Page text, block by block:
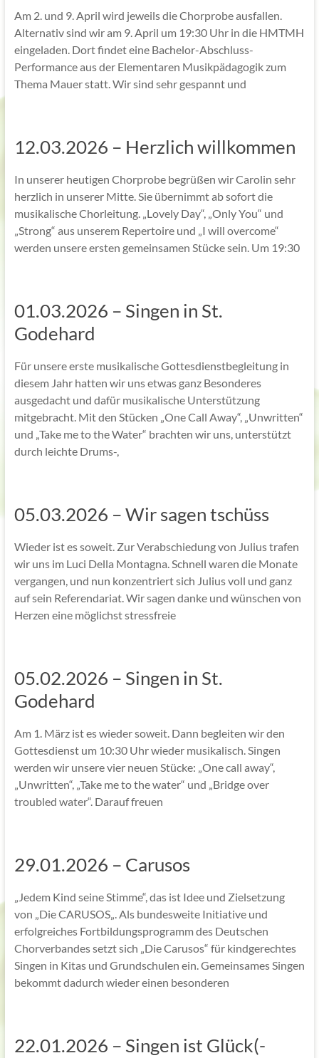
Am 2. und 9. April wird jeweils die Chorprobe ausfallen.
Alternativ sind wir am 9. April um 19:30 Uhr in die HMTMH
eingeladen. Dort findet eine Bachelor-Abschluss-
Performance aus der Elementaren Musikpädagogik zum
Thema Mauer statt. Wir sind sehr gespannt und
12.03.2026 – Herzlich willkommen
In unserer heutigen Chorprobe begrüßen wir Carolin sehr
herzlich in unserer Mitte. Sie übernimmt ab sofort die
musikalische Chorleitung. „Lovely Day“, „Only You“ und
„Strong“ aus unserem Repertoire und „I will overcome“
werden unsere ersten gemeinsamen Stücke sein. Um 19:30
01.03.2026 – Singen in St.
Godehard
Für unsere erste musikalische Gottesdienstbegleitung in
diesem Jahr hatten wir uns etwas ganz Besonderes
ausgedacht und dafür musikalische Unterstützung
mitgebracht. Mit den Stücken „One Call Away“, „Unwritten“
und „Take me to the Water“ brachten wir uns, unterstützt
durch leichte Drums-,
05.03.2026 – Wir sagen tschüss
Wieder ist es soweit. Zur Verabschiedung von Julius trafen
wir uns im Luci Della Montagna. Schnell waren die Monate
vergangen, und nun konzentriert sich Julius voll und ganz
auf sein Referendariat. Wir sagen danke und wünschen von
Herzen eine möglichst stressfreie
05.02.2026 – Singen in St.
Godehard
Am 1. März ist es wieder soweit. Dann begleiten wir den
Gottesdienst um 10:30 Uhr wieder musikalisch. Singen
werden wir unsere vier neuen Stücke: „One call away“,
„Unwritten“, „Take me to the water“ und „Bridge over
troubled water“. Darauf freuen
29.01.2026 – Carusos
„Jedem Kind seine Stimme“, das ist Idee und Zielsetzung
von „Die CARUSOS„. Als bundesweite Initiative und
erfolgreiches Fortbildungsprogramm des Deutschen
Chorverbandes setzt sich „Die Carusos“ für kindgerechtes
Singen in Kitas und Grundschulen ein. Gemeinsames Singen
bekommt dadurch wieder einen besonderen
22.01.2026 – Singen ist Glück(-